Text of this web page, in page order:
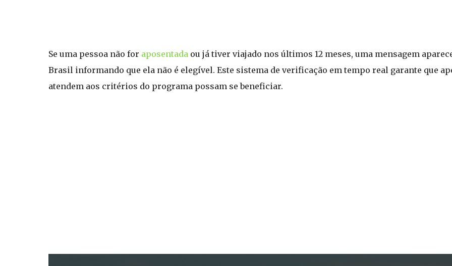
Se uma pessoa não for aposentada ou já tiver viajado nos últimos 12 meses, uma mensagem
Brasil informando que ela não é elegível. Este sistema de verificação em tempo real garante que
atendem aos critérios do programa possam se beneficiar.